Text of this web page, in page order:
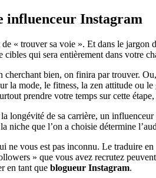
influenceur Instagram
« trouver sa voie ». Et dans le
cibles qui sera entièrement dans votre
cherchant bien, on finira par trouver.
la mode, le fitness, la zen attitude ou
prendre votre temps sur cette
la longévité de sa carrière, un
niche que l’on a choisie détermine
ne vous est pas inconnu. Le traduire
» que vous avez recrutez
en tant que blogueur Instagram.